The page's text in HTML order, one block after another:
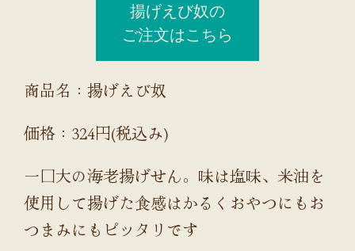
揚げえび奴の
ご注文はこちら
商品名：揚げえび奴
価格：324円(税込み)
一口大の海老揚げせん。味は塩味、米油を
使用して揚げた食感はかるくおやつにもお
つまみにもピッタリです